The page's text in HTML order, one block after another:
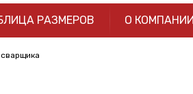
РАЗМЕРОВ О КОМПАНИИ